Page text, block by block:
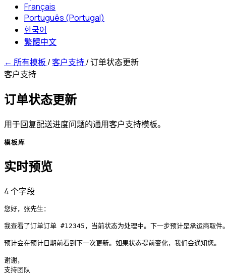
Français
Português (Portugal)
한국어
繁體中文
← 所有模板 /客户支持/订单状态更新
客户支持
订单状态更新
用于回复配送进度问题的通用客户支持模板。
模板库
实时预览
4 个字段
您好，张先生：
我查看了订单订单 #12345，当前状态为处理中。下一步预计是承运商取件
预计会在预计日期前看到下一次更新。如果状态提前变化，我们会通知您。
谢谢，
支持团队